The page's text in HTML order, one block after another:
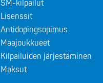
SM-kilpailut
Lisenssit
Antidopingsopimus
Maajoukkueet
Kilpailuiden järjestäminen
Maksut